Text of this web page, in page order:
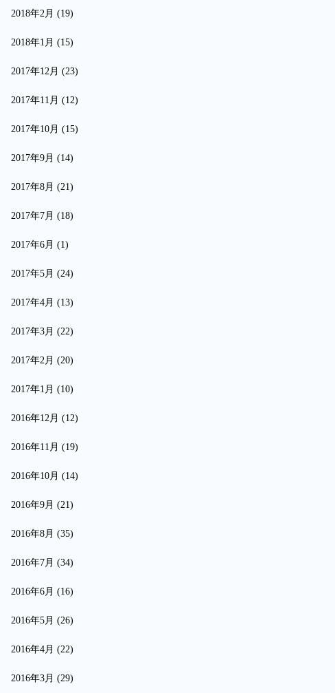
2018年2月 (19)
2018年1月 (15)
2017年12月 (23)
2017年11月 (12)
2017年10月 (15)
2017年9月 (14)
2017年8月 (21)
2017年7月 (18)
2017年6月 (1)
2017年5月 (24)
2017年4月 (13)
2017年3月 (22)
2017年2月 (20)
2017年1月 (10)
2016年12月 (12)
2016年11月 (19)
2016年10月 (14)
2016年9月 (21)
2016年8月 (35)
2016年7月 (34)
2016年6月 (16)
2016年5月 (26)
2016年4月 (22)
2016年3月 (29)